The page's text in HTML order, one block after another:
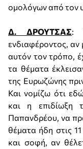
ομολόγων από τον
Δ. ΔΡΟΥΤΣΑΣ:
ενδιαφέροντος,
αυτόν τον τρόπο,
τα θέματα
της Ευρωζώνης
Και νομίζω ότι
και η επιδίωξη
Παπανδρέου, να
θέματα ήδη στις
και σοφή, αν